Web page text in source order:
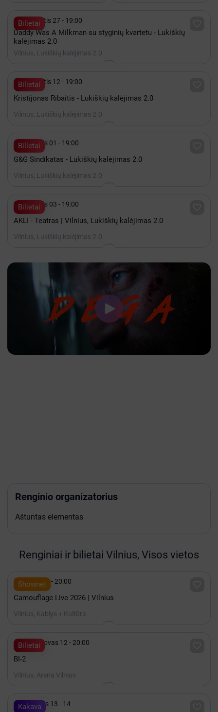
Bilietai
 Rugpjūtis 27 - 19:00
Daddy Was A Milkman su styginių kvartetu - Lukiškių
kalėjimas 2.0
Vilnius, Lukiškių kalėjimas 2.0
Bilietai
 Rugpjūtis 12 - 19:00
Kristijonas Ribaitis - Lukiškių kalėjimas 2.0
Vilnius, Lukiškių kalėjimas 2.0
Bilietai
 Rugsėjis 01 - 19:00
G&G Sindikatas - Lukiškių kalėjimas 2.0
Vilnius, Lukiškių kalėjimas 2.0
Bilietai
 Rugsėjis 03 - 19:00
AKLI - Teatras | Vilnius, Lukiškių kalėjimas 2.0
Vilnius, Lukiškių kalėjimas 2.0
Renginio organizatorius
Aštuntas elementas
Renginiai ir bilietai Vilnius, Visos vietos
Shownet
 Spalis 15 - 20:00
Camouflage Live 2026 | Vilnius
Vilnius, Kablys + Kultūra
Bilietai
 2027 Kovas 12 - 20:00
BI-2
Vilnius, Arena Vilnius
Kakava
 Lapkritis 13 - 14